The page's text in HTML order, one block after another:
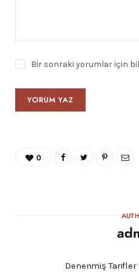
Bir sonraki yorumlar için
0
Denenmiş